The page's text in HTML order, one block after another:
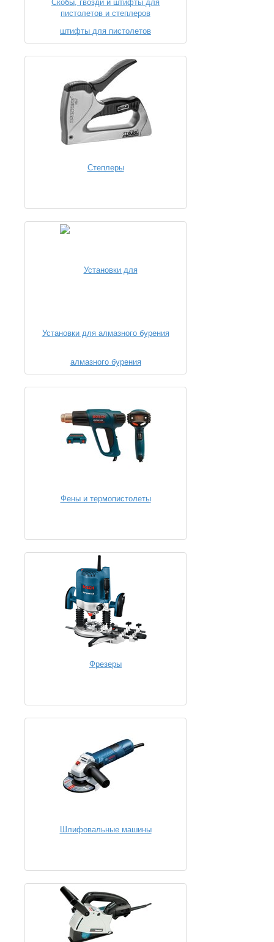
Скобы, гвозди и штифты для
пистолетов и степлеров
Степлеры
Установки для алмазного бурения
Фены и термопистолеты
Фрезеры
Шлифовальные машины